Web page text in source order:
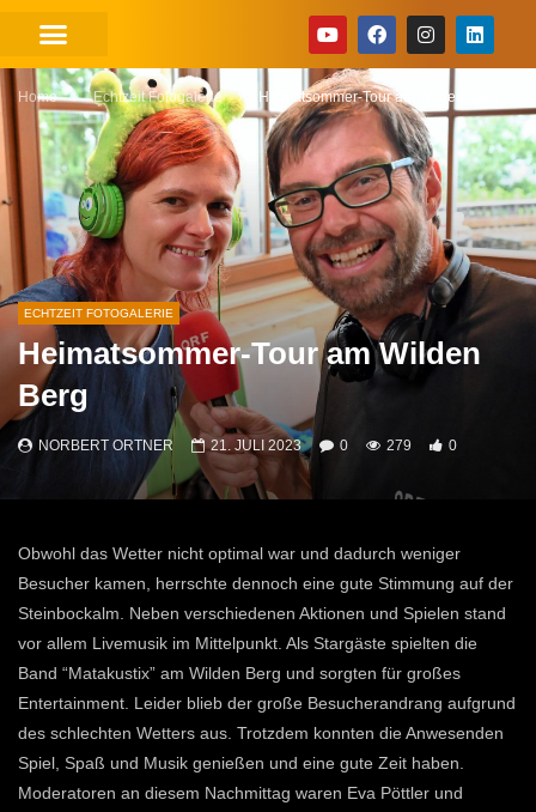
Home Echtzeit Fotogalerie Heimatsommer-Tour am Wilden Berg
ECHTZEIT FOTOGALERIE
Heimatsommer-Tour am Wilden
Berg
NORBERT ORTNER 21. JULI 2023 0 279 0
Obwohl das Wetter nicht optimal war und dadurch weniger
Besucher kamen, herrschte dennoch eine gute Stimmung auf der
Steinbockalm. Neben verschiedenen Aktionen und Spielen stand
vor allem Livemusik im Mittelpunkt. Als Stargäste spielten die
Band “Matakustix” am Wilden Berg und sorgten für großes
Entertainment. Leider blieb der große Besucherandrang aufgrund
des schlechten Wetters aus. Trotzdem konnten die Anwesenden
Spiel, Spaß und Musik genießen und eine gute Zeit haben.
Moderatoren an diesem Nachmittag waren Eva Pöttler und